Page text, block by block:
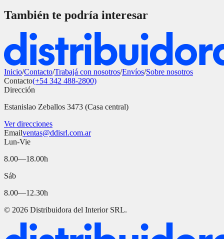
También te podría interesar
Inicio/Contacto/Trabajá con nosotros/Envíos/Sobre nosotros
Contacto(+54 342 488-2800)
Dirección
Estanislao Zeballos 3473 (Casa central)
Ver direcciones
Emailventas@ddisrl.com.ar
Lun-Vie
8.00—18.00h
Sáb
8.00—12.30h
© 2026 Distribuidora del Interior SRL.